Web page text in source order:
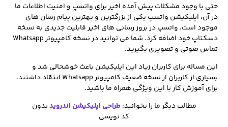
حتی با وجود مشکلات پیش آمده اخیر برای واتسپ و امنیت اطلاعات ما
در آن، اپلیکیشن واتسپ یکی از بزرگترین و بهترین پیام رسان های
موجود است. واتسپ در بروز رسانی های اخیر قابلیت جدیدی به نسخه
دسکتاپ خود اضافه کرد. شما می توانید در نسخه کامپیوتر Whatsapp
تماس صوتی و تصویری بگیرید.
این مساله برای کاربران زیاد این اپلیکیشن باعث خوشحالی شد و
بسیاری از کاربران از نسخه ضعیف کامپیوتر Whatsapp انتقاد داشتند.
برای آموزش کار با این ویژگی همراه ما باشید.
مطالب دیگر ما را بخوانید:‌طراحی اپلیکیشن اندرویدبدون
کد نویسی